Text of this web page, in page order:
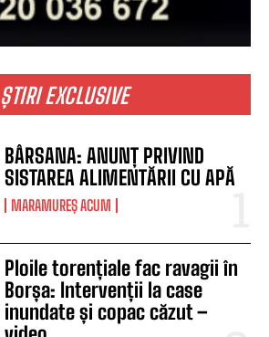
ȘTIRI EXCLUSIVE
BÂRSANA: ANUNȚ PRIVIND
SISTAREA ALIMENTĂRII CU APĂ
MARAMUREȘ ACUM
Ploile torențiale fac ravagii în
Borșa: Intervenții la case
inundate și copac căzut –